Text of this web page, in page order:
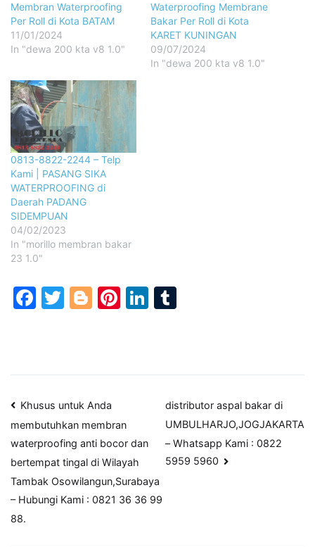
Membran Waterproofing
Per Roll di Kota BATAM
11/01/2024
In "dewa 200 kta v8 1.0"
Waterproofing Membrane
Bakar Per Roll di Kota
KARET KUNINGAN
09/07/2024
In "dewa 200 kta v8 1.0"
0813-8822-2244 – Telp
Kami | PASANG SIKA
WATERPROOFING di
Daerah PADANG
SIDEMPUAN
04/02/2023
In "morillo membran bakar
23 1.0"
Facebook
Twitter
Blogger
Pinterest
LinkedIn
Post
navigation
Khusus untuk Anda
membutuhkan membran
waterproofing anti bocor dan
bertempat tingal di Wilayah
Tambak Osowilangun,Surabaya
– Hubungi Kami : 0821 36 36 99
88.
distributor aspal bakar di
UMBULHARJO,JOGJAKARTA
– Whatsapp Kami : 0822
5959 5960